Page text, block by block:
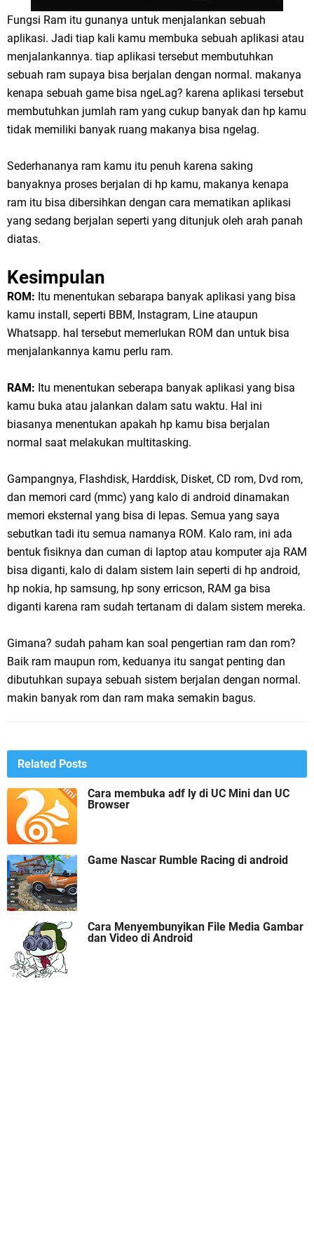
Fungsi Ram itu gunanya untuk menjalankan sebuah
aplikasi. Jadi tiap kali kamu membuka sebuah aplikasi atau
menjalankannya. tiap aplikasi tersebut membutuhkan
sebuah ram supaya bisa berjalan dengan normal. makanya
kenapa sebuah game bisa ngeLag? karena aplikasi tersebut
membutuhkan jumlah ram yang cukup banyak dan hp kamu
tidak memiliki banyak ruang makanya bisa ngelag.
Sederhananya ram kamu itu penuh karena saking
banyaknya proses berjalan di hp kamu, makanya kenapa
ram itu bisa dibersihkan dengan cara mematikan aplikasi
yang sedang berjalan seperti yang ditunjuk oleh arah panah
diatas.
Kesimpulan
ROM: Itu menentukan sebarapa banyak aplikasi yang bisa
kamu install, seperti BBM, Instagram, Line ataupun
Whatsapp. hal tersebut memerlukan ROM dan untuk bisa
menjalankannya kamu perlu ram.
RAM: Itu menentukan seberapa banyak aplikasi yang bisa
kamu buka atau jalankan dalam satu waktu. Hal ini
biasanya menentukan apakah hp kamu bisa berjalan
normal saat melakukan multitasking.
Gampangnya, Flashdisk, Harddisk, Disket, CD rom, Dvd rom,
dan memori card (mmc) yang kalo di android dinamakan
memori eksternal yang bisa di lepas. Semua yang saya
sebutkan tadi itu semua namanya ROM. Kalo ram, ini ada
bentuk fisiknya dan cuman di laptop atau komputer aja RAM
bisa diganti, kalo di dalam sistem lain seperti di hp android,
hp nokia, hp samsung, hp sony erricson, RAM ga bisa
diganti karena ram sudah tertanam di dalam sistem mereka.
Gimana? sudah paham kan soal pengertian ram dan rom?
Baik ram maupun rom, keduanya itu sangat penting dan
dibutuhkan supaya sebuah sistem berjalan dengan normal.
makin banyak rom dan ram maka semakin bagus.
Related Posts
Cara membuka adf ly di UC Mini dan UC
Browser
Game Nascar Rumble Racing di android
Cara Menyembunyikan File Media Gambar
dan Video di Android